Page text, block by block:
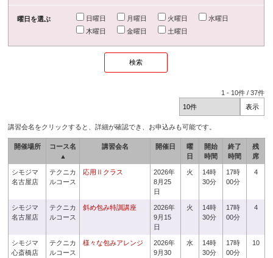
曜日を選ぶ 日曜日 月曜日 火曜日
水曜日
木曜日
金曜日 土曜日
1 - 10件 /37件
講習会名をクリックすると、詳細が確認でき、お申込みも可能です。
開催場所
コース名
▲
講習会名 開催日
曜
日
開始
時間
終了
時間
残
席
シモジマ
名古屋店
テクニカ
ルコース
応用Ⅱクラス
2026年
8月25
日
火
14時
30分
17時
00分
4
シモジマ
名古屋店
テクニカ
ルコース
斜め包み特訓講座
2026年
9月15
日
火
14時
30分
17時
00分
4
シモジマ
心斎橋店
テクニカ
ルコース
様々な包みアレンジ
2026年
9月30
水
14時
30分
17時
00分
10